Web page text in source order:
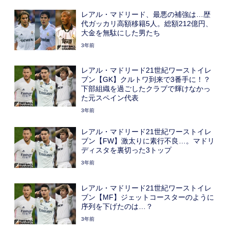
レアル・マドリード、最悪の補強は…歴
代ガッカリ高額移籍5人。総額212億円、
大金を無駄にした男たち
3年前
レアル・マドリード21世紀ワーストイレ
ブン【GK】クルトワ到来で3番手に！？
下部組織を過ごしたクラブで輝けなかっ
た元スペイン代表
3年前
レアル・マドリード21世紀ワーストイレ
ブン【FW】激太りに素行不良…。マドリ
ディスタを裏切った3トップ
3年前
レアル・マドリード21世紀ワーストイレ
ブン【MF】ジェットコースターのように
序列を下げたのは…？
3年前